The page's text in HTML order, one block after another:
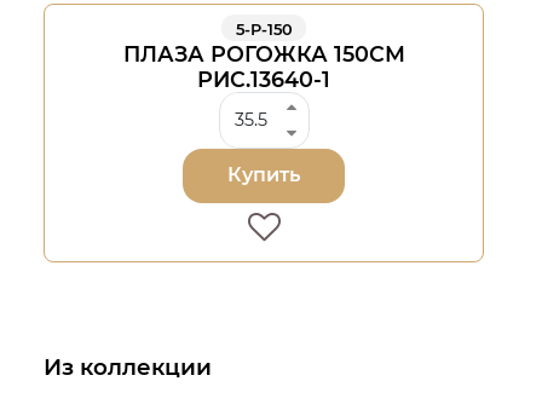
5-Р-150
ПЛАЗА РОГОЖКА 150СМ
РИС.13640-1
Купить
Из коллекции